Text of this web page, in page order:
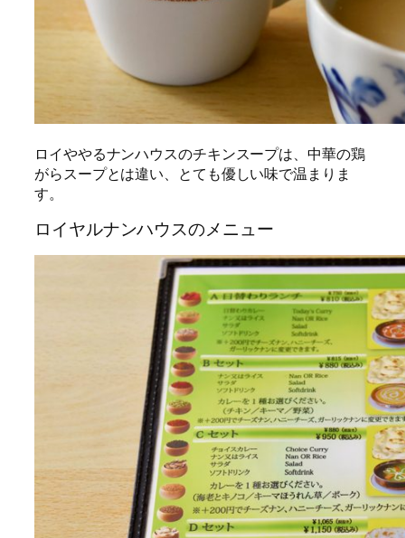
ロイややるナンハウスのチキンスープは、中華の鶏
がらスープとは違い、とても優しい味で温まりま
す。
ロイヤルナンハウスのメニュー